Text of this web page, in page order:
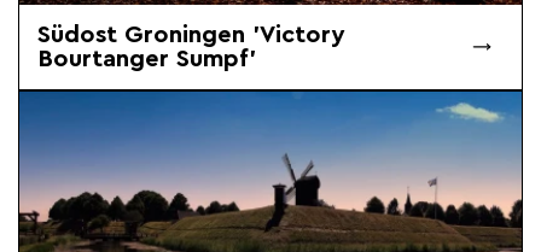
Südost Groningen 'Victory
Bourtanger Sumpf'